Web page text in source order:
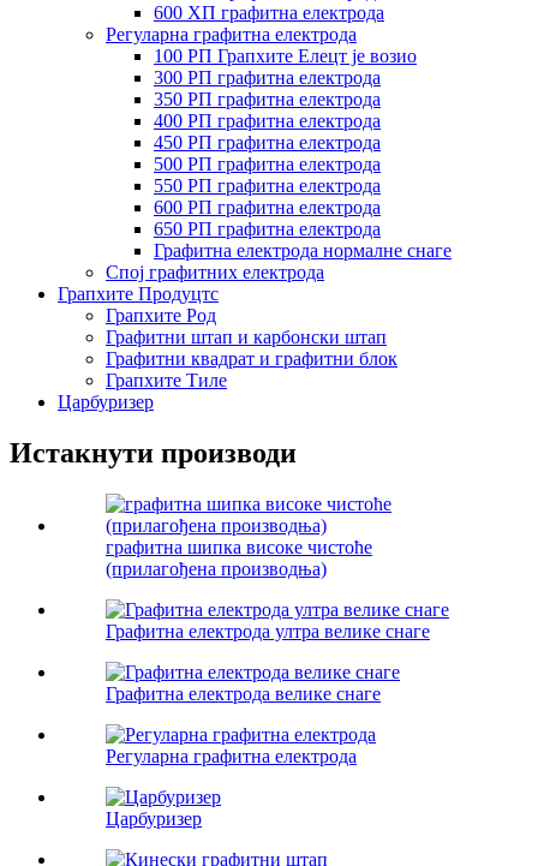
600 ХП графитна електрода
Регуларна графитна електрода
100 РП Грапхите Елецт је возио
300 РП графитна електрода
350 РП графитна електрода
400 РП графитна електрода
450 РП графитна електрода
500 РП графитна електрода
550 РП графитна електрода
600 РП графитна електрода
650 РП графитна електрода
Графитна електрода нормалне снаге
Спој графитних електрода
Грапхите Продуцтс
Грапхите Род
Графитни штап и карбонски штап
Графитни квадрат и графитни блок
Грапхите Тиле
Царбуризер
Истакнути производи
графитна шипка високе чистоће
(прилагођена производња)
Графитна електрода ултра велике снаге
Графитна електрода велике снаге
Регуларна графитна електрода
Царбуризер